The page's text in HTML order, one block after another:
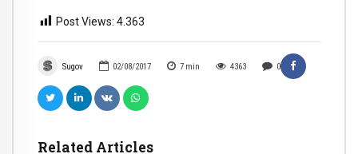
Sugov 02/08/2017 7 min 4363 0
Related Articles
Post Views: 4.363